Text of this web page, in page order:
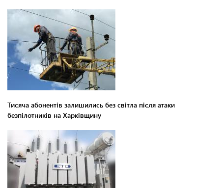
Тисяча абонентів залишились без світла після атаки
безпілотників на Харківщину